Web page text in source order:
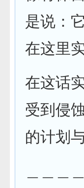
是说：
在这里
在这话
受到侵
的计划